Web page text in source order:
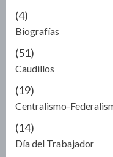
(4)
Biografías
(51)
Caudillos
(19)
Centralismo-
(14)
Día del Trabajador